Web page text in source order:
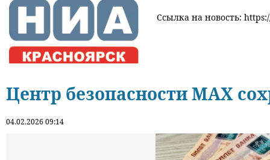
Ссылка на новость:
Центр безопасности МАХ
04.02.2026 09:14